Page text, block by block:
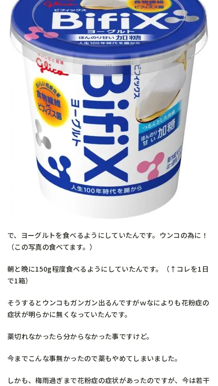
で、ヨーグルトを食べるようにしていたんです。ウンコの為に！
（この写真の食べてます。）
朝と晩に150g程度食べるようにしていたんです。（↑コレを1日
で1箱）
そうするとウンコもガンガン出るんですがｗなによりも花粉症の
症状が明らかに無くなっていたんです。
薬切れなかったら分からなかった事ですけど。
今までこんな事無かったので薬もやめてしまいました。
しかも、梅雨過ぎまで花粉症の症状があったのですが、今は若干